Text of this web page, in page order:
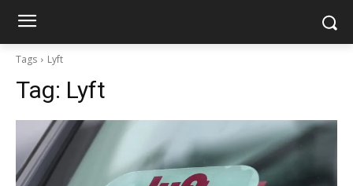
Tags Lyft
Tag: Lyft